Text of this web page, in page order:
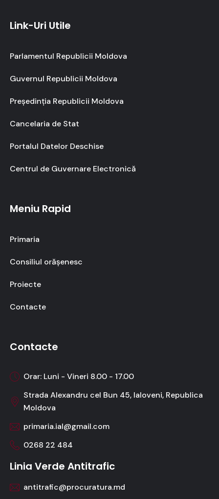
Link-Uri Utile
Parlamentul Republicii Moldova
Guvernul Republicii Moldova
Președinția Republicii Moldova
Cancelaria de Stat
Portalul Datelor Deschise
Centrul de Guvernare Electronică
Meniu Rapid
Primaria
Consiliul orășenesc
Proiecte
Contacte
Contacte
Orar: Luni - Vineri 8.00 - 17.00
Strada Alexandru cel Bun 45, Ialoveni, Republica
Moldova
primaria.ial@gmail.com
0268 22 484
Linia Verde Antitrafic
antitrafic@procuratura.md